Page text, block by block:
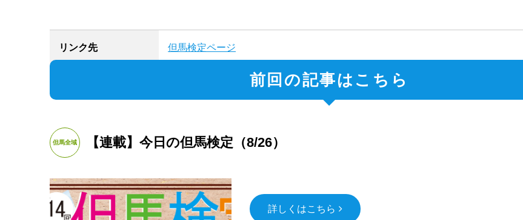
リンク先 但馬検定ページ
前回の記事はこちら
但馬全域 【連載】今日の但馬検定（8/26）
詳しくはこちら